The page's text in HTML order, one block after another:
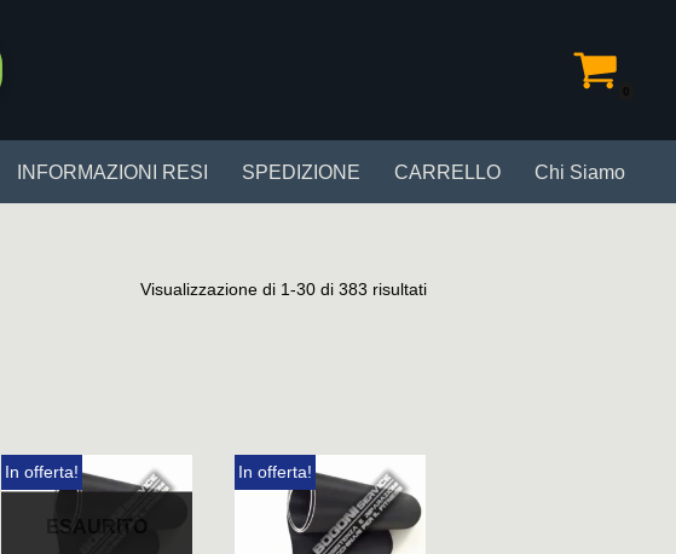
INFORMAZIONI RESI SPEDIZIONE CARRELLO Chi Siamo
Visualizzazione di 1-30 di 383 risultati
ESAURITO
In offerta! In offerta!